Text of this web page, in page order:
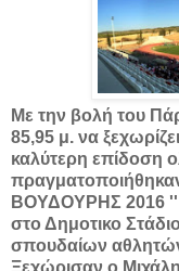
Με την βολή του
85,95 μ. να
καλύτερη επίδοση
ΒΟΥΔΟΥΡΗΣ 2016 ''
στο Δημοτικο
σπουδαίων
Ξεχώρισαν ο